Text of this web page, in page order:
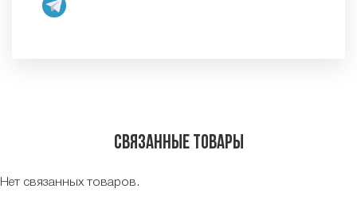
Связанные товары
Нет связанных товаров.